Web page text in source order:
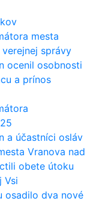
mesta
správy
ocenil osobnosti
a prínos
a účastníci osláv
Vranova nad
obete útoku
Vsi
osadilo dva nové